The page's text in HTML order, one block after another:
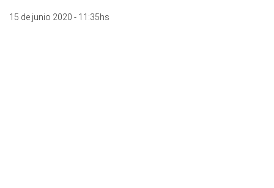
15 de junio 2020 - 11:35hs